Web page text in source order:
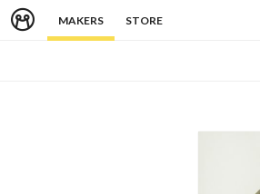
MAKERS STORE